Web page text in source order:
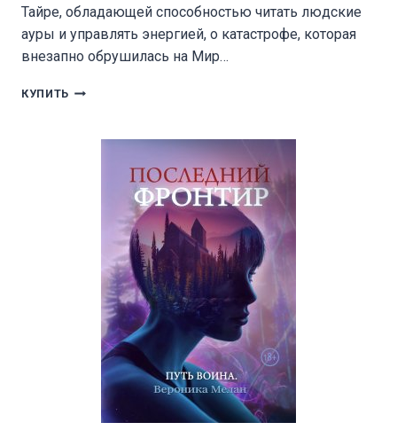
Тайре, обладающей способностью читать людские
ауры и управлять энергией, о катастрофе, которая
внезапно обрушилась на Мир…
КУПИТЬ МИСТЕРИЯ